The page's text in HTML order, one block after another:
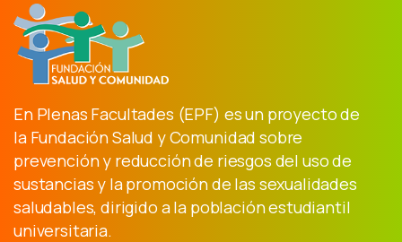
En Plenas Facultades (EPF) es un proyecto de
la Fundación Salud y Comunidad sobre
prevención y reducción de riesgos del uso de
sustancias y la promoción de las sexualidades
saludables, dirigido a la población estudiantil
universitaria.